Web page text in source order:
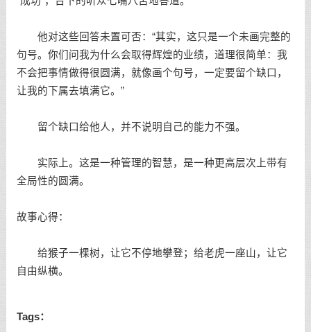
他对这些回答未置可否：“其实，这只是一个未画完整的
句号。你们问我为什么会取得辉煌的业绩，道理很简单：我
不会把事情做得很圆满，就像画个句号，一定要留个缺口，
让我的下属去填满它。”
留个缺口给他人，并不说明自己的能力不强。
实际上。这是一种管理的智慧，是一种更高层次上带有
全局性的圆满。
故事心得：
给猴子一棵树，让它不停地攀登；给老虎一座山，让它
自由纵横。
Tags：